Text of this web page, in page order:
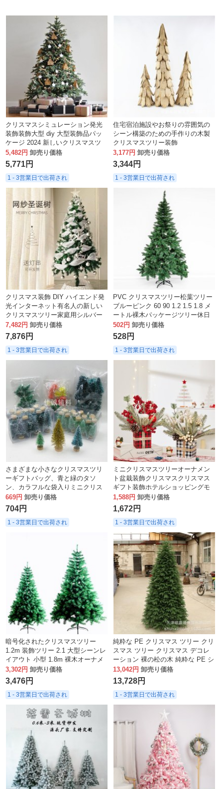
クリスマスシミュレーション発光
装飾装飾大型 diy 大型装飾品パッ
ケージ 2024 新しいクリスマスツ
リーホーム
5,482円 卸売り価格
5,771円
1 - 3営業日で出荷され
住宅宿泊施設やお祭りの雰囲気の
シーン構築のための手作りの木製
クリスマスツリー装飾
3,177円 卸売り価格
3,344円
1 - 3営業日で出荷され
クリスマス装飾 DIY ハイエンド発
光インターネット有名人の新しい
クリスマスツリー家庭用シルバー
パッケージ装飾インスタイル
7,482円 卸売り価格
7,876円
1 - 3営業日で出荷され
PVC クリスマスツリー松葉ツリー
ブルーピンク 60 90 1.2 1.5 1.8 メ
ートル裸木パッケージツリー休日
の装飾
502円 卸売り価格
528円
1 - 3営業日で出荷され
さまざまな小さなクリスマスツリ
ーギフトバッグ、青と緑のタソ
ン、カラフルな袋入りミニクリス
マスツリーデスクトップオーナメ
ント
669円 卸売り価格
704円
1 - 3営業日で出荷され
ミニクリスマスツリーオーナメン
ト盆栽装飾クリスマスクリスマス
ギフト装飾ホテルショッピングモ
ール
1,588円 卸売り価格
1,672円
1 - 3営業日で出荷され
暗号化されたクリスマスツリー
1.2m 装飾ツリー 2.1 大型シーンレ
イアウト 小型 1.8m 裸木オーナメ
ント 3
3,302円 卸売り価格
3,476円
1 - 3営業日で出荷され
純粋な PE クリスマス ツリー クリ
スマス ツリー クリスマス デコレ
ーション 裸の松の木 純粋な PE シ
ミュレーション暗号化されたクリ
スマス ツリー
13,042円 卸売り価格
13,728円
1 - 3営業日で出荷され